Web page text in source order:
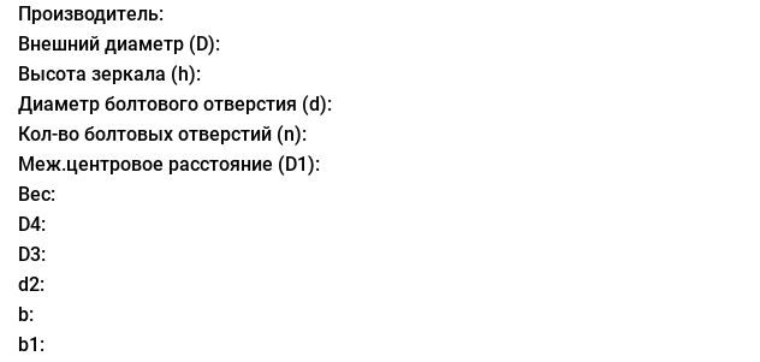
Производитель:
Внешний диаметр (D):
Высота зеркала (h):
Диаметр болтового отверстия (d):
Кол-во болтовых отверстий (n):
Меж.центровое расстояние (D1):
Вес:
D4:
D3:
d2:
b:
b1: